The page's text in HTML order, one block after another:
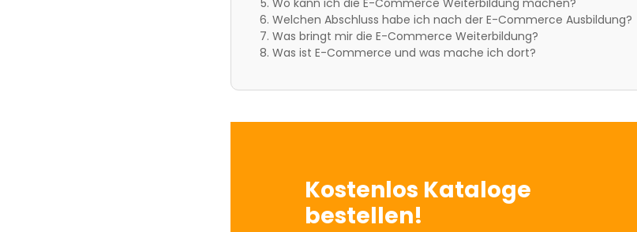
Wo kann ich die E-Commerce Weiterbildung machen?
Welchen Abschluss habe ich nach der E-Commerce Ausbildung?
Was bringt mir die E-Commerce Weiterbildung?
Was ist E-Commerce und was mache ich dort?
Kostenlos Kataloge
bestellen!